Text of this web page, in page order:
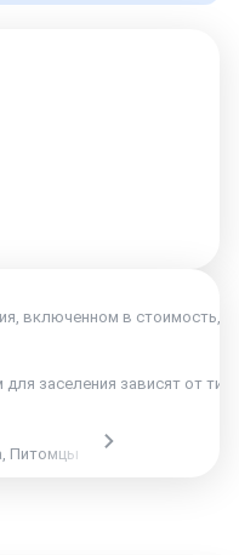
включенном в стоимость,
Питомцы